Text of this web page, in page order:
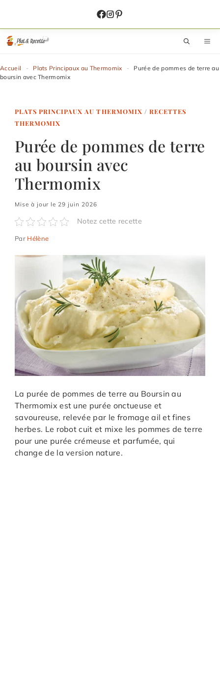
contenu
Accueil - Plats Principaux au Thermomix -
Purée de pommes de terre au
boursin avec Thermomix
PLATS PRINCIPAUX AU THERMOMIX / RECETTES
THERMOMIX
Purée de pommes de terre
au boursin avec
Thermomix
Mise à jour le 29 juin 2026
Notez cette recette
Par Hélène
La purée de pommes de terre au Boursin au
Thermomix est une purée onctueuse et
savoureuse, relevée par le fromage ail et fines
herbes. Le robot cuit et mixe les pommes de terre
pour une purée crémeuse et parfumée, qui
change de la version nature.